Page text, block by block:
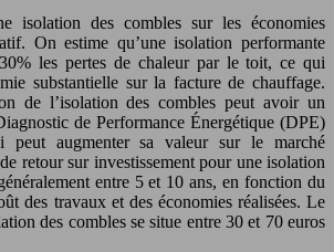
isolation des combles sur les économies
On estime qu’une isolation performante
les pertes de chaleur par le toit, ce qui
substantielle sur la facture de chauffage.
de l’isolation des combles peut avoir un
de Performance Énergétique (DPE)
peut augmenter sa valeur sur le marché
retour sur investissement pour une isolation
entre 5 et 10 ans, en fonction du
des travaux et des économies réalisées. Le
des combles se situe entre 30 et 70 euros